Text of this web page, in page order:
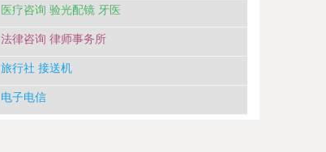
医疗咨询 验光配镜 牙医
法律咨询 律师事务所
旅行社 接送机
电子电信